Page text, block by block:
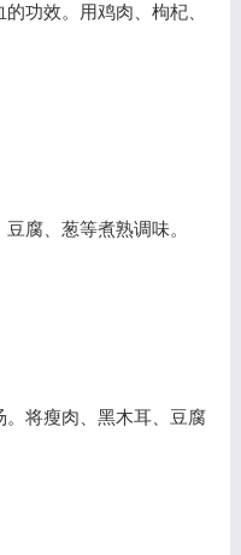
功效。用鸡肉、枸杞、
腐、葱等煮熟调味。
将瘦肉、黑木耳、豆腐